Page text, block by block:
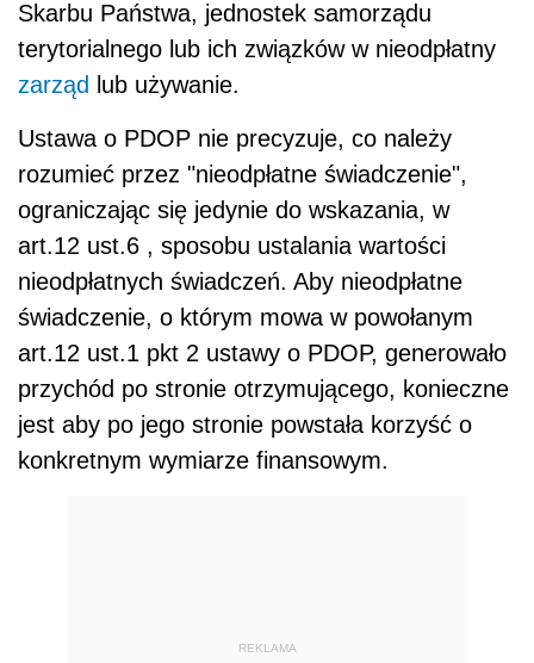
Skarbu Państwa, jednostek samorządu
terytorialnego lub ich związków w nieodpłatny
zarząd lub używanie.
Ustawa o PDOP nie precyzuje, co należy
rozumieć przez "nieodpłatne świadczenie",
ograniczając się jedynie do wskazania, w
art.12 ust.6 , sposobu ustalania wartości
nieodpłatnych świadczeń. Aby nieodpłatne
świadczenie, o którym mowa w powołanym
art.12 ust.1 pkt 2 ustawy o PDOP, generowało
przychód po stronie otrzymującego, konieczne
jest aby po jego stronie powstała korzyść o
konkretnym wymiarze finansowym.
REKLAMA